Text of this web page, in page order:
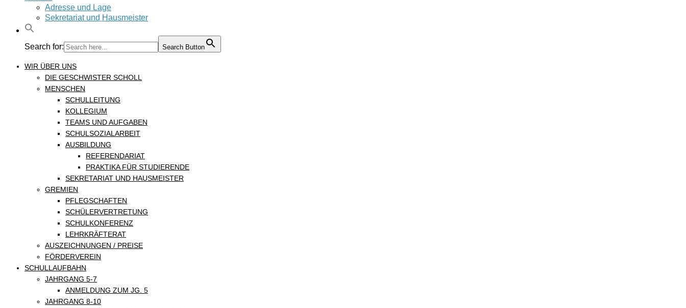
Adresse und Lage
Sekretariat und Hausmeister
Search for: Search Button
WIR ÜBER UNS
DIE GESCHWISTER SCHOLL
MENSCHEN
SCHULLEITUNG
KOLLEGIUM
TEAMS UND AUFGABEN
SCHULSOZIALARBEIT
AUSBILDUNG
REFERENDARIAT
PRAKTIKA FÜR STUDIERENDE
SEKRETARIAT UND HAUSMEISTER
GREMIEN
PFLEGSCHAFTEN
SCHÜLERVERTRETUNG
SCHULKONFERENZ
LEHRKRÄFTERAT
AUSZEICHNUNGEN / PREISE
FÖRDERVEREIN
SCHULLAUFBAHN
JAHRGANG 5-7
ANMELDUNG ZUM JG. 5
JAHRGANG 8-10